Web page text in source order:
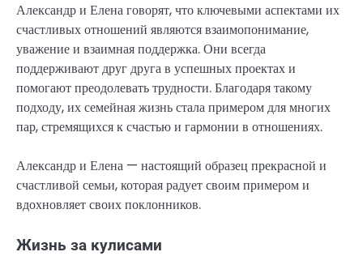
Александр и Елена говорят, что ключевыми аспектами их
счастливых отношений являются взаимопонимание,
уважение и взаимная поддержка. Они всегда
поддерживают друг друга в успешных проектах и
помогают преодолевать трудности. Благодаря такому
подходу, их семейная жизнь стала примером для многих
пар, стремящихся к счастью и гармонии в отношениях.
Александр и Елена — настоящий образец прекрасной и
счастливой семьи, которая радует своим примером и
вдохновляет своих поклонников.
Жизнь за кулисами